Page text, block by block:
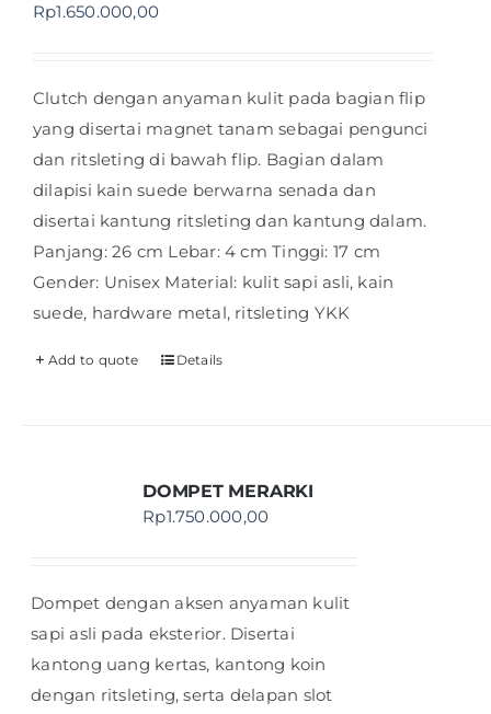
Rp1.650.000,00
Clutch dengan anyaman kulit pada bagian flip
yang disertai magnet tanam sebagai pengunci
dan ritsleting di bawah flip. Bagian dalam
dilapisi kain suede berwarna senada dan
disertai kantung ritsleting dan kantung dalam.
Panjang: 26 cm Lebar: 4 cm Tinggi: 17 cm
Gender: Unisex Material: kulit sapi asli, kain
suede, hardware metal, ritsleting YKK
Add to quote Details
DOMPET MERARKI
Rp1.750.000,00
Dompet dengan aksen anyaman kulit
sapi asli pada eksterior. Disertai
kantong uang kertas, kantong koin
dengan ritsleting, serta delapan slot